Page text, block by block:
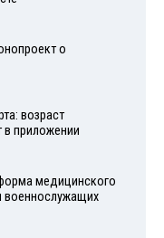
о
возраст
в приложении
медицинского
военнослужащих